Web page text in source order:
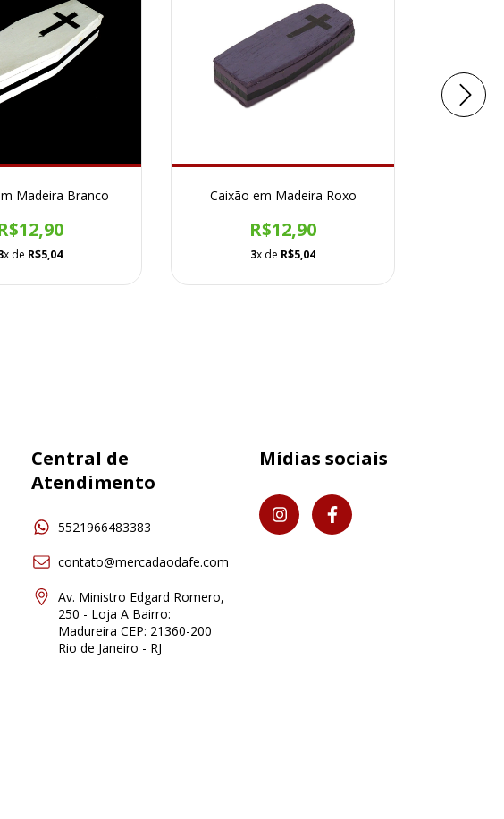
Madeira Branco
x de R$5,04
Caixão em Madeira Roxo
R$12,90
3x de R$5,04
Central de
Atendimento
5521966483383
contato@mercadaodafe.com
Av. Ministro Edgard Romero,
250 - Loja A Bairro:
Madureira CEP: 21360-200
Rio de Janeiro - RJ
Mídias sociais